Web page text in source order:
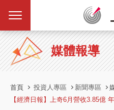
媒體報導
首頁 投資人專區 新聞專區
【經濟日報】上奇6月營收3.85億